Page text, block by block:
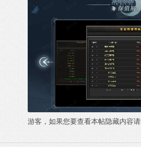
游客，如果您要查看本帖隐藏内容请